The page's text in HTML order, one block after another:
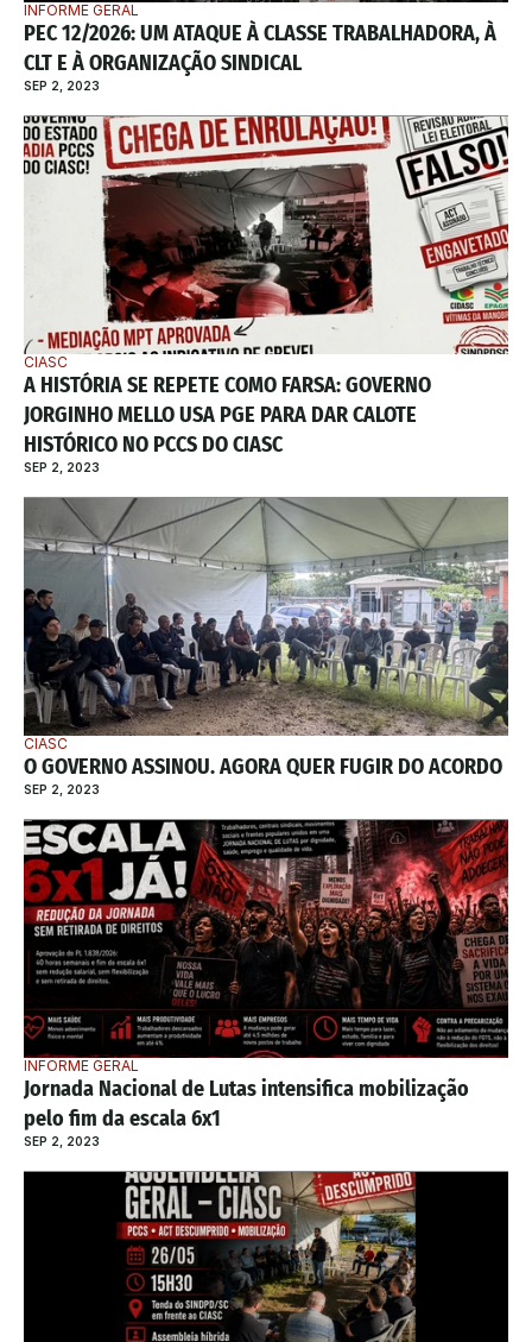
INFORME GERAL
PEC 12/2026: UM ATAQUE À CLASSE TRABALHADORA, À
CLT E À ORGANIZAÇÃO SINDICAL
SEP 2, 2023
CIASC
A HISTÓRIA SE REPETE COMO FARSA: GOVERNO
JORGINHO MELLO USA PGE PARA DAR CALOTE
HISTÓRICO NO PCCS DO CIASC
SEP 2, 2023
CIASC
O GOVERNO ASSINOU. AGORA QUER FUGIR DO ACORDO
SEP 2, 2023
INFORME GERAL
Jornada Nacional de Lutas intensifica mobilização
pelo fim da escala 6x1
SEP 2, 2023